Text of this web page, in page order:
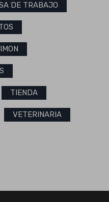
DE TRABAJO
TIENDA
VETERINARIA